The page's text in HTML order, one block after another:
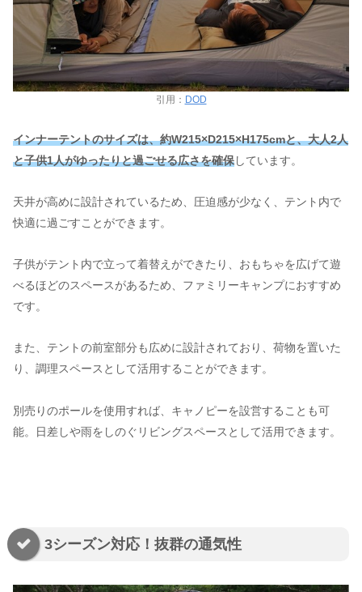
引用： DOD
インナーテントのサイズは、約W215×D215×H175cmと、大人2人
と子供1人がゆったりと過ごせる広さを確保しています。
天井が高めに設計されているため、圧迫感が少なく、テント内で
快適に過ごすことができます。
子供がテント内で立って着替えができたり、おもちゃを広げて遊
べるほどのスペースがあるため、ファミリーキャンプにおすすめ
です。
また、テントの前室部分も広めに設計されており、荷物を置いた
り、調理スペースとして活用することができます。
別売りのポールを使用すれば、キャノピーを設営することも可
能。日差しや雨をしのぐリビングスペースとして活用できます。
3シーズン対応！抜群の通気性